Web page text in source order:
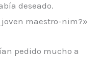
deseado.
joven maestro-nim?»
pedido mucho a